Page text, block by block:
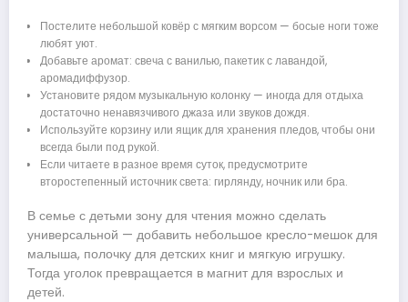
Постелите небольшой ковёр с мягким ворсом — босые ноги тоже
любят уют.
Добавьте аромат: свеча с ванилью, пакетик с лавандой,
аромадиффузор.
Установите рядом музыкальную колонку — иногда для отдыха
достаточно ненавязчивого джаза или звуков дождя.
Используйте корзину или ящик для хранения пледов, чтобы они
всегда были под рукой.
Если читаете в разное время суток, предусмотрите
второстепенный источник света: гирлянду, ночник или бра.
В семье с детьми зону для чтения можно сделать
универсальной — добавить небольшое кресло-мешок для
малыша, полочку для детских книг и мягкую игрушку.
Тогда уголок превращается в магнит для взрослых и
детей.